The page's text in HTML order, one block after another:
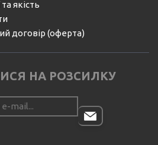
та якість
договір (оферта)
НА РОЗСИЛКУ